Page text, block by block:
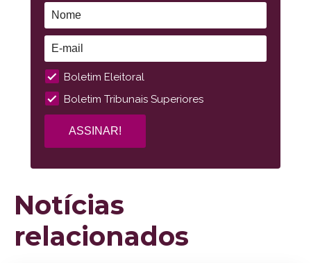
Boletim Eleitoral
Boletim Tribunais Superiores
Notícias
relacionados